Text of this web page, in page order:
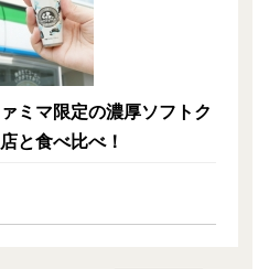
ミマ限定の濃厚ソフトク
と食べ比べ！